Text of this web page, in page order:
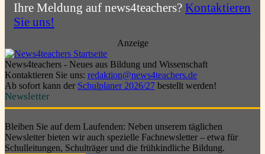
Ihre Meldung auf news4teachers? Kontaktieren
Sie uns!
Anzeige
News4teachers - Neues aus Bildung und Wissenschaft
Kontaktieren Sie uns: redaktion@news4teachers.de
Ab sofort kann der Schulplaner 2026/27 bestellt werden!
Newsletter
Bleiben Sie auf dem Laufenden: Neben unserem täglichen
Newsletter bieten wir auch spezielle Fachnewsletter – etwa für
Schulleitungen, Schulträger und die frühkindliche Bildung.